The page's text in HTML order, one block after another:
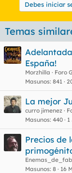
Debes iniciar
Temas
España!
Morzhilla
Foro
Masunos 841
La mejor
curro jimenez
Masunos 440 1
Precios de
Masunos 8 16